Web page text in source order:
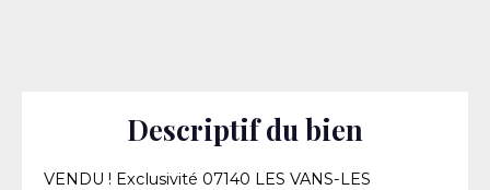
Descriptif du bien
VENDU ! Exclusivité 07140 LES VANS-LES